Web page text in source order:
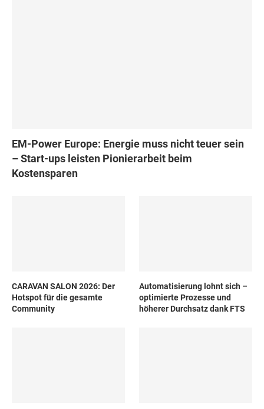
EM-Power Europe: Energie muss nicht teuer sein
– Start-ups leisten Pionierarbeit beim
Kostensparen
CARAVAN SALON 2026: Der
Hotspot für die gesamte
Community
Automatisierung lohnt sich –
optimierte Prozesse und
höherer Durchsatz dank FTS